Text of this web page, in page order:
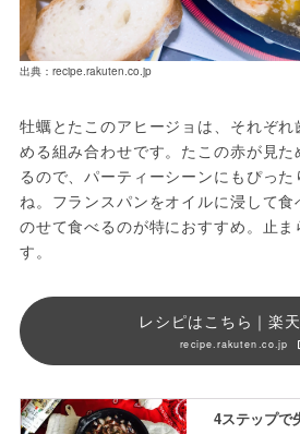
出典：recipe.rakuten.co.jp
牡蠣とたこのアヒージョは、それぞ
める組み合わせです。たこの赤が見
るので、パーティーシーンにもぴっ
ね。フランスパンをオイルに浸して食
のせて食べるのが特におすすめ。止
す。
レシピはこちら｜楽
recipe.rakuten.co.jp
4ステップで